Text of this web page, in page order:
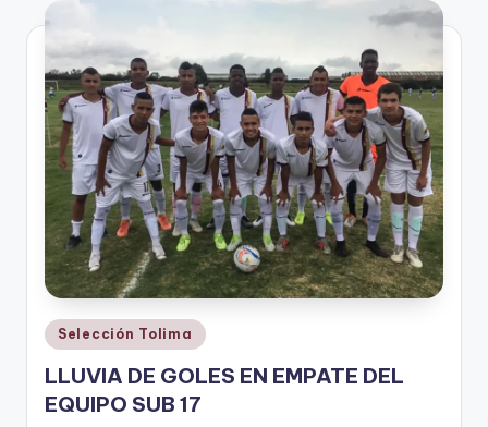
V
n
o
ti
n
t
o
Publicado
en
Selección Tolima
LLUVIA DE GOLES EN EMPATE DEL
EQUIPO SUB 17